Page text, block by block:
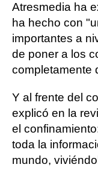
Atresmedia ha
ha hecho con
importantes a
de poner a los
completamente
Y al frente del
explicó en la
el
toda la
mundo,